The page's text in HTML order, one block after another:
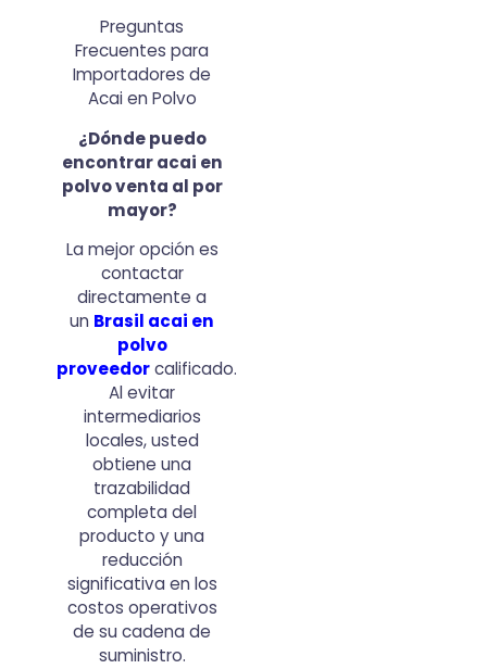
Preguntas
Frecuentes para
Importadores de
Acai en Polvo
¿Dónde puedo
encontrar acai en
polvo venta al por
mayor?
La mejor opción es
contactar
directamente a
un Brasil acai en
polvo
proveedorcalificado.
Al evitar
intermediarios
locales, usted
obtiene una
trazabilidad
completa del
producto y una
reducción
significativa en los
costos operativos
de su cadena de
suministro.